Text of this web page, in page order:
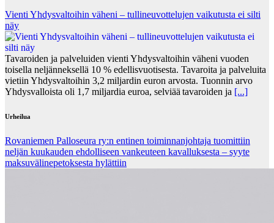
Vienti Yhdysvaltoihin väheni – tullineuvottelujen vaikutusta ei silti
näy
Tavaroiden ja palveluiden vienti Yhdysvaltoihin väheni vuoden
toisella neljänneksellä 10 % edellisvuotisesta. Tavaroita ja palveluita
vietiin Yhdysvaltoihin 3,2 miljardin euron arvosta. Tuonnin arvo
Yhdysvalloista oli 1,7 miljardia euroa, selviää tavaroiden ja [...]
Urheilua
Rovaniemen Palloseura ry:n entinen toiminnanjohtaja tuo­mit­tiin
neljän kuu­kau­den eh­dol­li­seen van­keu­teen ka­val­luk­ses­ta – syyte
mak­su­vä­li­ne­pe­tok­ses­ta hy­lät­tiin